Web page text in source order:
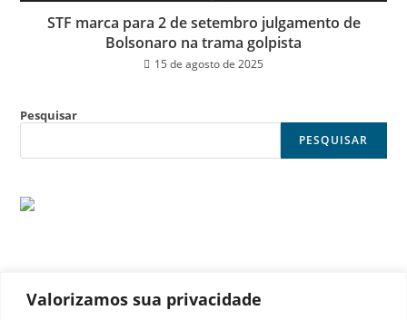
Valorizamos sua privacidade
STF marca para 2 de setembro julgamento de
Bolsonaro na trama golpista
15 de agosto de 2025
Pesquisar
PESQUISAR